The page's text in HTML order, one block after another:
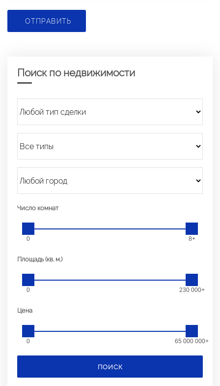
ОТПРАВИТЬ
Поиск по недвижимости
Число комнат
0 8+
Площадь (кв. м.)
0 230 000+
Цена
0 65 000 000+
ПОИСК